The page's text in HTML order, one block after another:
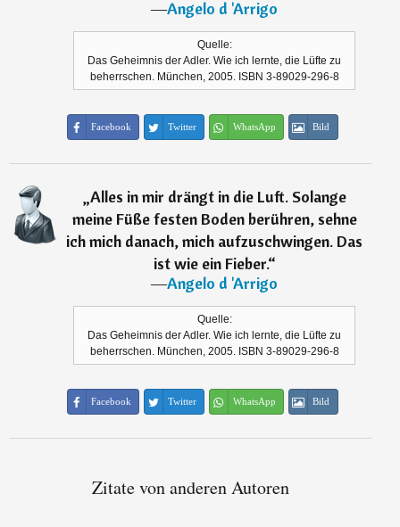
―Angelo d 'Arrigo
Quelle:
Das Geheimnis der Adler. Wie ich lernte, die Lüfte zu
beherrschen. München, 2005. ISBN 3-89029-296-8
Facebook Twitter WhatsApp Bild
„Alles in mir drängt in die Luft. Solange
meine Füße festen Boden berühren, sehne
ich mich danach, mich aufzuschwingen. Das
ist wie ein Fieber.“
―Angelo d 'Arrigo
Quelle:
Das Geheimnis der Adler. Wie ich lernte, die Lüfte zu
beherrschen. München, 2005. ISBN 3-89029-296-8
Facebook Twitter WhatsApp Bild
Zitate von anderen Autoren